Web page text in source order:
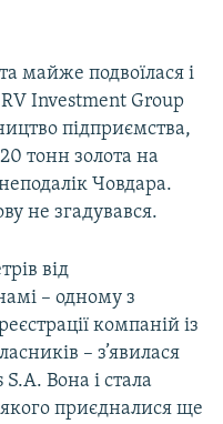
майже подвоїлася і
Investment Group
підприємства,
тонн золота на
Човдара.
не згадувався.
від
– одному з
компаній із
– з’явилася
Вона і стала
приєдналися ще